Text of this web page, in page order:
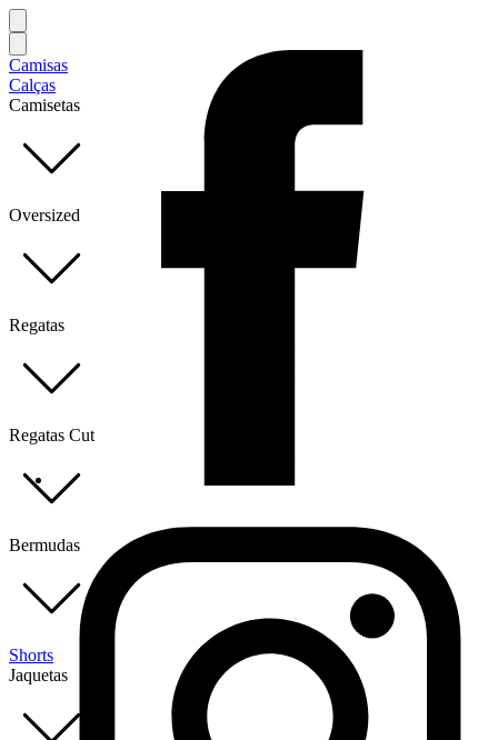
Camisas
Calças
Camisetas
Oversized
Regatas
Regatas Cut
Bermudas
Shorts
Jaquetas